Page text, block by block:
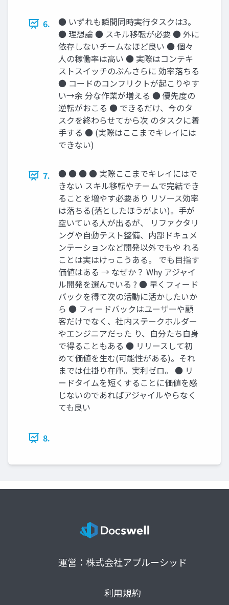
6.
● いずれも瞬間同時実行タスクは3。
● 理想論 ● スキル移転が必要 ● 外に
依存しないチームなほど良い ● 個々
人の稼働率は高い ● 実際はコンテキ
ストスイッチのぶんさらに 効率落ちる
● コードのコンフリクトが起こりやす
い→余 分な作業が増える ● 優先度の
逆転がおこる ● できるだけ、今のタ
スクを終わらせてから次 のタスクに着
手する ● (実際はここまでキレイには
できない)
7.
● ● ● ● 実際ここまでキレイにはで
きない スキル移転やチームで完結でき
ることを増やす必要あり リソース効率
は落ちる(落としたほうがよい)。手が
空いている人が出るが、 リファクタリ
ングや自動テスト整備、内部ドキュメ
ンテーションなど開発以外でもや れる
ことは実はけっこうある。 でも目指す
価値はある → なぜか？ Why アジャイ
ル開発を選んでいる ? ● 早くフィード
バックを得て次の活動に活かしたいか
ら ● フィードバックはユーザーや顧
客だけでなく、社内ステークホルダー
やエンジニアだった り、自分たち自身
で得ることもある ● リリースして初
めて価値を生む(可能性がある)。それ
までは仕掛り在庫。実利ゼロ。 ● リ
ードタイムを短くすることに価値を感
じないのであればアジャイルやらなく
ても良い
8.
運営：株式会社アプルーシッド
利用規約